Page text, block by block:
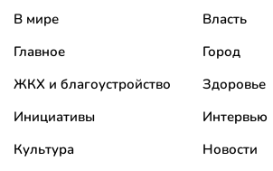
В мире
Власть
Главное
Город
ЖКХ и благоустройство
Здоровье
Инициативы
Интервью
Культура
Новости